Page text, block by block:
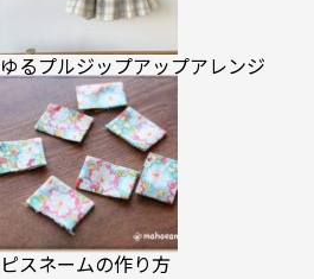
ゆるプルジップアップアレンジ
ピスネームの作り方